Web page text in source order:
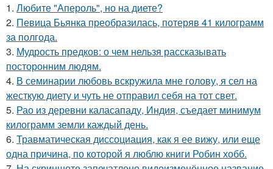
1. Любите "Апероль", но на диете?
2. Певица Бьянка преобразилась, потеряв 41 килограмм
за полгода.
3. Мудрость предков: о чем нельзя рассказывать
посторонним людям.
4. В семинарии любовь вскружила мне голову, я сел на
жесткую диету и чуть не отправил себя на тот свет.
5. Рао из деревни каласападу, Индия, съедает минимум
килограмм земли каждый день.
6. Травматическая диссоциация, как я ее вижу, или еще
одна причина, по которой я люблю книги Робин хобб.